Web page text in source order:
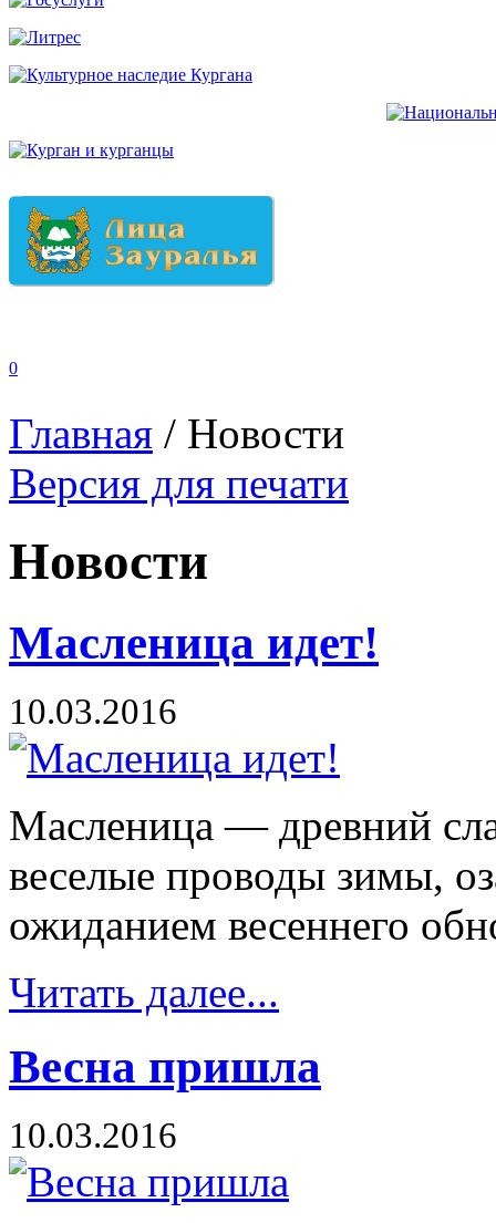
0
Главная / Новости
Версия для печати
Новости
Масленица идет!
10.03.2016
Масленица — древний
веселые проводы зимы,
ожиданием весеннего
Читать далее...
Весна пришла
10.03.2016